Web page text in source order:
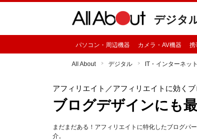
デジタ
パソコン・周辺機器 カメラ・AV機器 携
All About デジタル IT・インターネット
アフィリエイト ／アフィリエイトに効く
ブログデザインにも
まだまだある！アフィリエイトに特化したブログパ
介。